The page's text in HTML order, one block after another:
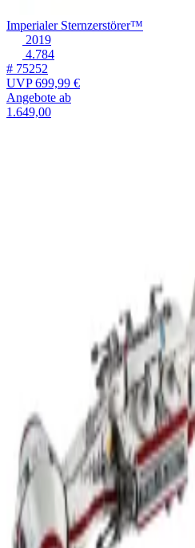
Imperialer Sternzerstörer™
2019
4.784
# 75252
UVP699,99 €
Angebote ab
1.649,00